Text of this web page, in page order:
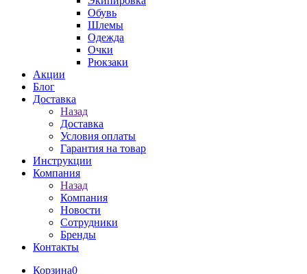
Обувь
Шлемы
Одежда
Очки
Рюкзаки
Акции
Блог
Доставка
Назад
Доставка
Условия оплаты
Гарантия на товар
Инструкции
Компания
Назад
Компания
Новости
Сотрудники
Бренды
Контакты
Корзина0